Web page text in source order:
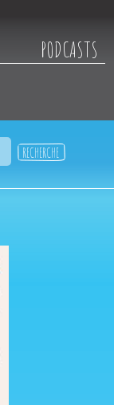
PODCASTS